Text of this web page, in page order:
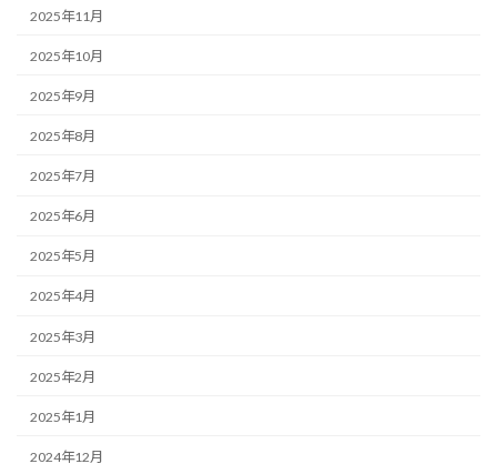
2025年11月
2025年10月
2025年9月
2025年8月
2025年7月
2025年6月
2025年5月
2025年4月
2025年3月
2025年2月
2025年1月
2024年12月